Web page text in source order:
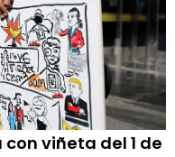
viñeta del 1 de